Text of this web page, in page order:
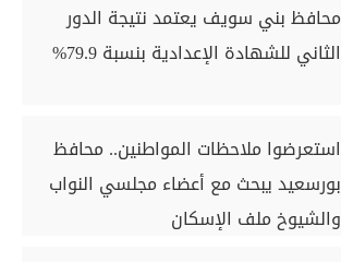
محافظ بني سويف يعتمد نتيجة الدور
الثاني للشهادة الإعدادية بنسبة 79.9%
استعرضوا ملاحظات المواطنين.. محافظ
بورسعيد يبحث مع أعضاء مجلسي النواب
والشيوخ ملف الإسكان